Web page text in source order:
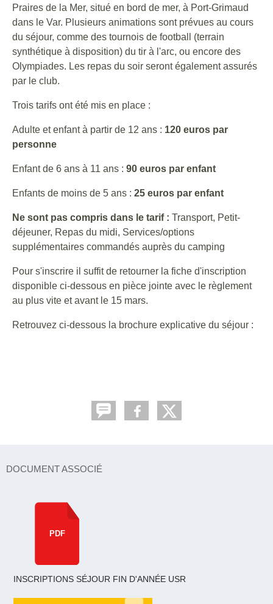
Praires de la Mer, situé en bord de mer, à Port-Grimaud
dans le Var. Plusieurs animations sont prévues au cours
du séjour, comme des tournois de football (terrain
synthétique à disposition) du tir à l'arc, ou encore des
Olympiades. Les repas du soir seront également assurés
par le club.
Trois tarifs ont été mis en place :
Adulte et enfant à partir de 12 ans : 120 euros par
personne
Enfant de 6 ans à 11 ans : 90 euros par enfant
Enfants de moins de 5 ans : 25 euros par enfant
Ne sont pas compris dans le tarif : Transport, Petit-
déjeuner, Repas du midi, Services/options
supplémentaires commandés auprès du camping
Pour s'inscrire il suffit de retourner la fiche d'inscription
disponible ci-dessous en pièce jointe avec le règlement
au plus vite et avant le 15 mars.
Retrouvez ci-dessous la brochure explicative du séjour :
DOCUMENT ASSOCIÉ
PDF
INSCRIPTIONS SÉJOUR FIN D'ANNÉE USR